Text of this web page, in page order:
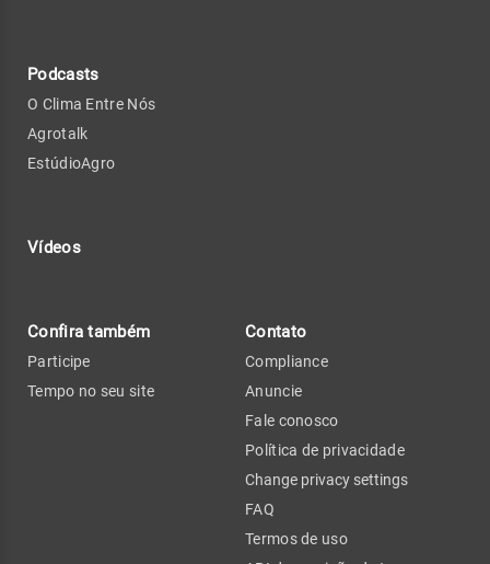
Podcasts
O Clima Entre Nós
Agrotalk
EstúdioAgro
Vídeos
Confira também
Participe
Tempo no seu site
Contato
Compliance
Anuncie
Fale conosco
Política de privacidade
Change privacy settings
FAQ
Termos de uso